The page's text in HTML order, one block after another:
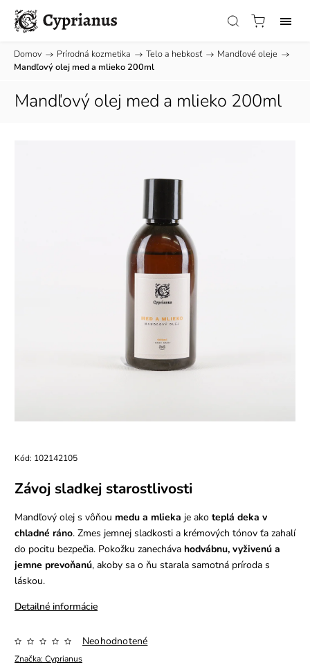
Domov / Prírodná kozmetika / Telo a hebkosť / Mandľové oleje /
Mandľový olej med a mlieko 200ml
Mandľový olej med a mlieko 200ml
Kód: 102142105
Závoj sladkej starostlivosti
Mandľový olej s vôňou medu a mlieka je ako teplá deka v
chladné ráno. Zmes jemnej sladkosti a krémových tónov ťa zahalí
do pocitu bezpečia. Pokožku zanecháva hodvábnu, vyživenú a
jemne prevoňanú, akoby sa o ňu starala samotná príroda s
láskou.
Detailné informácie
Značka: Cyprianus
Neohodnotené